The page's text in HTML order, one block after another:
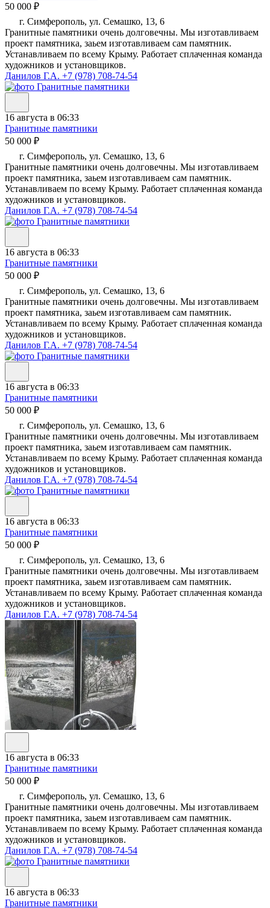
50 000 ₽
г. Симферополь, ул. Семашко, 13, 6
Гранитные памятники очень долговечны. Мы изготавливаем
проект памятника, заьем изготавливаем сам памятник.
Устанавливаем по всему Крыму. Работает сплаченная команда
художников и установщиков.
Данилов Г.А. +7 (978) 708-74-54
16 августа в 06:33
Гранитные памятники
50 000 ₽
г. Симферополь, ул. Семашко, 13, 6
Гранитные памятники очень долговечны. Мы изготавливаем
проект памятника, заьем изготавливаем сам памятник.
Устанавливаем по всему Крыму. Работает сплаченная команда
художников и установщиков.
Данилов Г.А. +7 (978) 708-74-54
16 августа в 06:33
Гранитные памятники
50 000 ₽
г. Симферополь, ул. Семашко, 13, 6
Гранитные памятники очень долговечны. Мы изготавливаем
проект памятника, заьем изготавливаем сам памятник.
Устанавливаем по всему Крыму. Работает сплаченная команда
художников и установщиков.
Данилов Г.А. +7 (978) 708-74-54
16 августа в 06:33
Гранитные памятники
50 000 ₽
г. Симферополь, ул. Семашко, 13, 6
Гранитные памятники очень долговечны. Мы изготавливаем
проект памятника, заьем изготавливаем сам памятник.
Устанавливаем по всему Крыму. Работает сплаченная команда
художников и установщиков.
Данилов Г.А. +7 (978) 708-74-54
16 августа в 06:33
Гранитные памятники
50 000 ₽
г. Симферополь, ул. Семашко, 13, 6
Гранитные памятники очень долговечны. Мы изготавливаем
проект памятника, заьем изготавливаем сам памятник.
Устанавливаем по всему Крыму. Работает сплаченная команда
художников и установщиков.
Данилов Г.А. +7 (978) 708-74-54
16 августа в 06:33
Гранитные памятники
50 000 ₽
г. Симферополь, ул. Семашко, 13, 6
Гранитные памятники очень долговечны. Мы изготавливаем
проект памятника, заьем изготавливаем сам памятник.
Устанавливаем по всему Крыму. Работает сплаченная команда
художников и установщиков.
Данилов Г.А. +7 (978) 708-74-54
16 августа в 06:33
Гранитные памятники